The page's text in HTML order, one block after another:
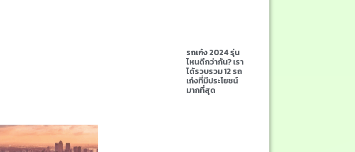
รถเก๋ง 2024 รุ่น
ไหนดีกว่ากัน? เรา
ได้รวบรวม 12 รถ
เก๋งที่มีประโยชน์
มากที่สุด